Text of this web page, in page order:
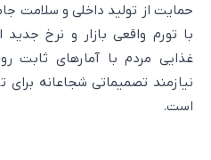
حمایت از تولید داخلی و سلامت
با تورم واقعی بازار و نرخ جدید
غذایی مردم با آمارهای ثابت
نیازمند تصمیماتی شجاعانه
است.